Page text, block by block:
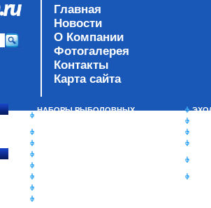
Главная
Новости
О Компании
Фотогалерея
Контакты
Карта сайта
НАБОРЫ РЫБОЛОВНЫХ